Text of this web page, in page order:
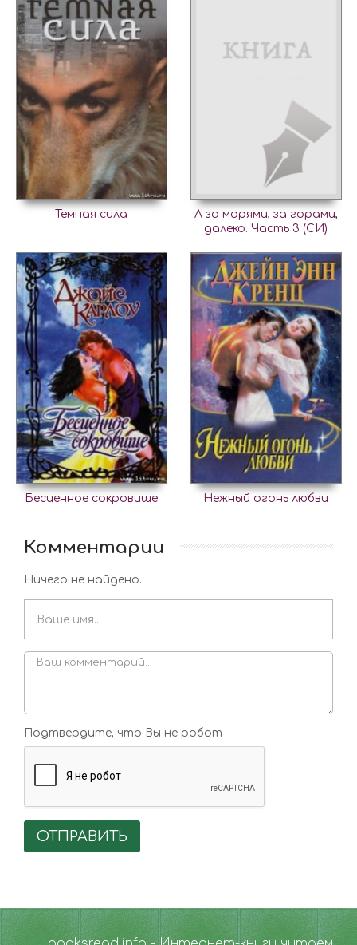
Темная сила
А за морями, за горами,
далеко. Часть 3 (СИ)
Бесценное сокровище Нежный огонь любви
Комментарии
Ничего не найдено.
Подтвердите, что Вы не робот
ОТПРАВИТЬ